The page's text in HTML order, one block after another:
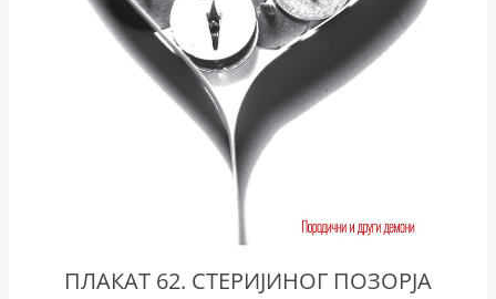
ПЛАКАТ 62. СТЕРИЈИНОГ ПОЗОРЈА